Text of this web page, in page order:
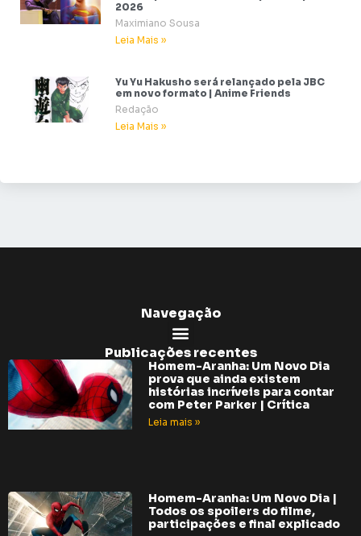
2026
Maximiano Sousa
Leia Mais »
Yu Yu Hakusho será relançado pela JBC
em novo formato | Anime Friends
Redação
Leia Mais »
Navegação
Publicações recentes
Homem-Aranha: Um Novo Dia
prova que ainda existem
histórias incríveis para contar
com Peter Parker | Crítica
Leia mais »
Homem-Aranha: Um Novo Dia |
Todos os spoilers do filme,
participações e final explicado